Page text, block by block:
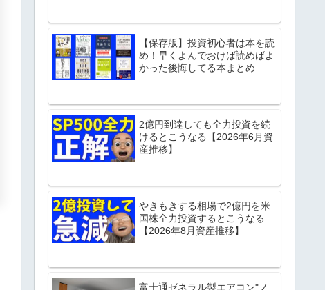
【保存版】投資初心者は本を読
め！早くよんでおけば読めばよ
かった後悔してる本まとめ
2億円到達しても全力投資を続
けるとこうなる【2026年6月資
産推移】
やきもきする相場で2億円を米
国株全力投資するとこうなる
【2026年8月資産推移】
富士通ゼネラル製エアコン"ノ